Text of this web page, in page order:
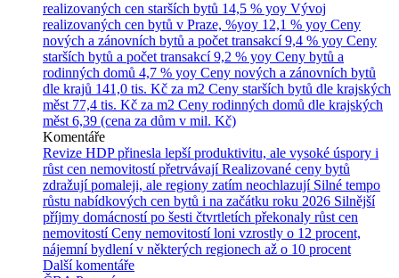
realizovaných cen starších bytů 14,5 % yoy Vývoj
realizovaných cen bytů v Praze, %yoy 12,1 % yoy Ceny
nových a zánovních bytů a počet transakcí 9,4 % yoy Ceny
starších bytů a počet transakcí 9,2 % yoy Ceny bytů a
rodinných domů 4,7 % yoy Ceny nových a zánovních bytů
dle krajů 141,0 tis. Kč za m2 Ceny starších bytů dle krajských
měst 77,4 tis. Kč za m2 Ceny rodinných domů dle krajských
měst 6,39 (cena za dům v mil. Kč)
Komentáře
Revize HDP přinesla lepší produktivitu, ale vysoké úspory i
růst cen nemovitostí přetrvávají Realizované ceny bytů
zdražují pomaleji, ale regiony zatím neochlazují Silné tempo
růstu nabídkových cen bytů i na začátku roku 2026 Silnější
příjmy domácností po šesti čtvrtletích překonaly růst cen
nemovitostí Ceny nemovitostí loni vzrostly o 12 procent,
nájemní bydlení v některých regionech až o 10 procent
Další komentáře